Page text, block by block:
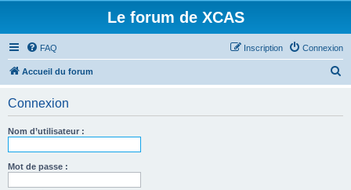
Le forum de XCAS
FAQ Connexion
Inscription
Accueil du forum
Connexion
Nom d’utilisateur :
Mot de passe :